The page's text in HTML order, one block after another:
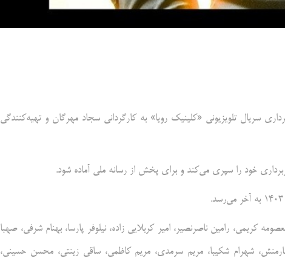
سریال تلویزیونی «کلینیک رویا» به کارگردانی سجاد مهرگان و تهیه‌کنندگی
خود را سپری می‌کند و برای پخش از رسانه ملی آماده شود.
کریمی، رامین ناصرنصیر، امیر کربلایی زاده، نیلوفر پارسا، بهنام شرفی، صهبا
شهرام شکیبا، مریم سرمدی، مریم کاظمی، ساقی زینتی، محسن حسینی،